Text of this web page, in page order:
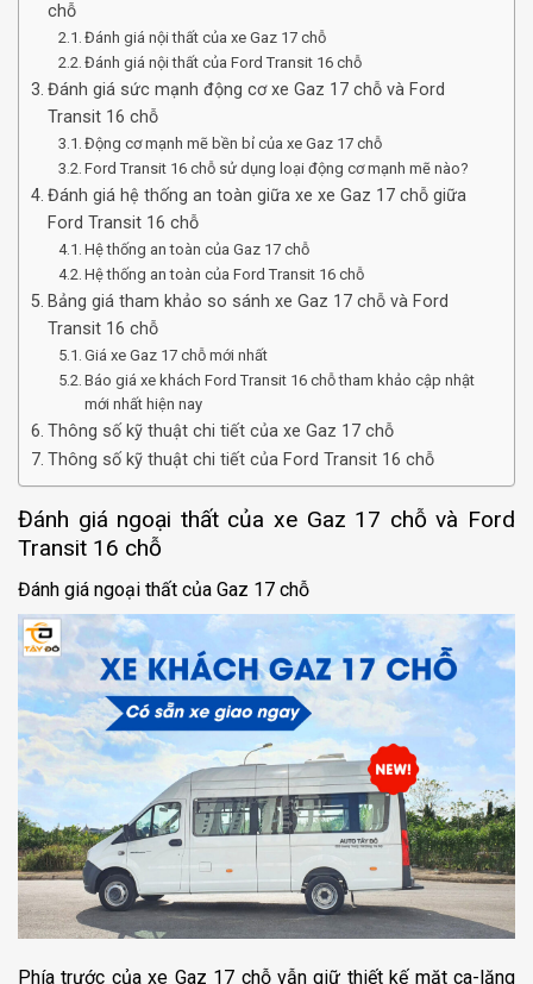
chỗ
Đánh giá nội thất của xe Gaz 17 chỗ
Đánh giá nội thất của Ford Transit 16 chỗ
Đánh giá sức mạnh động cơ xe Gaz 17 chỗ và Ford
Transit 16 chỗ
Động cơ mạnh mẽ bền bỉ của xe Gaz 17 chỗ
Ford Transit 16 chỗ sử dụng loại động cơ mạnh mẽ nào?
Đánh giá hệ thống an toàn giữa xe xe Gaz 17 chỗ giữa
Ford Transit 16 chỗ
Hệ thống an toàn của Gaz 17 chỗ
Hệ thống an toàn của Ford Transit 16 chỗ
Bảng giá tham khảo so sánh xe Gaz 17 chỗ và Ford
Transit 16 chỗ
Giá xe Gaz 17 chỗ mới nhất
Báo giá xe khách Ford Transit 16 chỗ tham khảo cập nhật
mới nhất hiện nay
Thông số kỹ thuật chi tiết của xe Gaz 17 chỗ
Thông số kỹ thuật chi tiết của Ford Transit 16 chỗ
Đánh giá ngoại thất của xe Gaz 17 chỗ và Ford
Transit 16 chỗ
Đánh giá ngoại thất của Gaz 17 chỗ
Phía trước của xe Gaz 17 chỗ vẫn giữ thiết kế mặt ca-lăng